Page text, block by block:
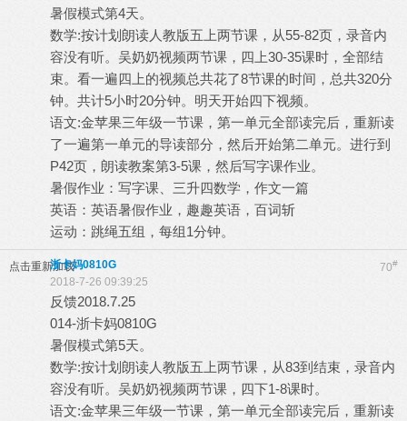
暑假模式第4天。
数学:按计划朗读人教版五上两节课，从55-82页，录音内
容没有听。吴奶奶视频两节课，四上30-35课时，全部结
束。看一遍四上的视频总共花了8节课的时间，总共320分
钟。共计5小时20分钟。明天开始四下视频。
语文:金苹果三年级一节课，第一单元全部读完后，重新读
了一遍第一单元的导读部分，然后开始第二单元。进行到
P42页，朗读教案第3-5课，然后写字课作业。
暑假作业：写字课、三升四数学，作文一篇
英语：英语暑假作业，趣趣英语，百词斩
运动：跳绳五组，每组1分钟。
点击重新加载 70#
浙卡妈0810G
2018-7-26 09:39:25
反馈2018.7.25
014-浙卡妈0810G
暑假模式第5天。
数学:按计划朗读人教版五上两节课，从83到结束，录音内
容没有听。吴奶奶视频两节课，四下1-8课时。
语文:金苹果三年级一节课，第一单元全部读完后，重新读